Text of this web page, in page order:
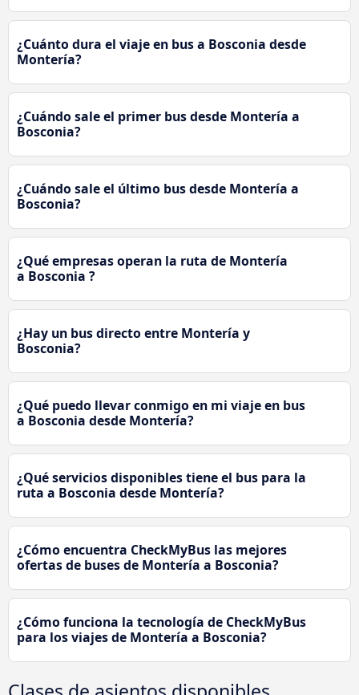
¿Cuánto dura el viaje en bus a Bosconia desde
Montería?
¿Cuándo sale el primer bus desde Montería a
Bosconia?
¿Cuándo sale el último bus desde Montería a
Bosconia?
¿Qué empresas operan la ruta de Montería
a Bosconia ?
¿Hay un bus directo entre Montería y
Bosconia?
¿Qué puedo llevar conmigo en mi viaje en bus
a Bosconia desde Montería?
¿Qué servicios disponibles tiene el bus para la
ruta a Bosconia desde Montería?
¿Cómo encuentra CheckMyBus las mejores
ofertas de buses de Montería a Bosconia?
¿Cómo funciona la tecnología de CheckMyBus
para los viajes de Montería a Bosconia?